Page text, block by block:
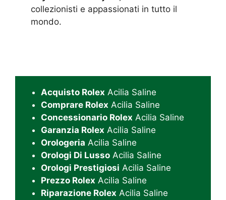
collezionisti e appassionati in tutto il
mondo.
Acquisto Rolex Acilia Saline
Comprare Rolex Acilia Saline
Concessionario Rolex Acilia Saline
Garanzia Rolex Acilia Saline
Orologeria Acilia Saline
Orologi Di Lusso Acilia Saline
Orologi Prestigiosi Acilia Saline
Prezzo Rolex Acilia Saline
Riparazione Rolex Acilia Saline